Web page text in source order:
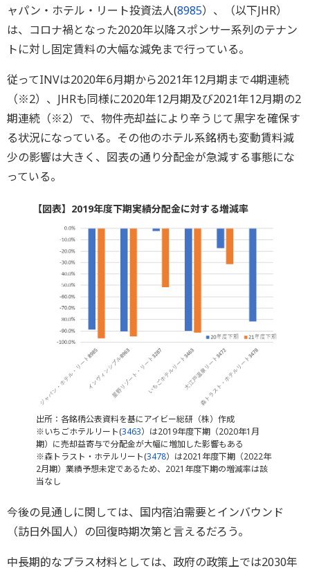
ャパン・ホテル・リート投資法人(8985）、（以下JHR）
は、コロナ禍となった2020年以降スポンサー系列のテナン
トに対し固定賃料の大幅な減免まで行っている。
従ってINVは2020年6月期から2021年12月期まで4期連続
（※2）、JHRも同様に2020年12月期及び2021年12月期の2
期連続（※2）で、物件売却益により辛うじて黒字を確保す
る状況になっている。その他のホテル系銘柄も変動賃料減
少の影響は大きく、図表の通り分配金が急減する事態にな
っている。
【図表】2019年度下期実績分配金に対する増減率
出所：各銘柄公表資料を基にアイビー総研（株）作成
※いちごホテルリート(3463）は2019年度下期（2020年1月
期）に売却益寄与で分配金が大幅に増加した影響もある
※森トラスト・ホテルリート(3478）は2021年度下期（2022年
2月期）業績予想未定であるため、2021年度下期の増減率は該
当なし
今後の見通しに関しては、国内宿泊需要とインバウンド
（訪日外国人）の回復時期次第と言えるだろう。
中長期的なプラス材料としては、政府の政策上では2030年